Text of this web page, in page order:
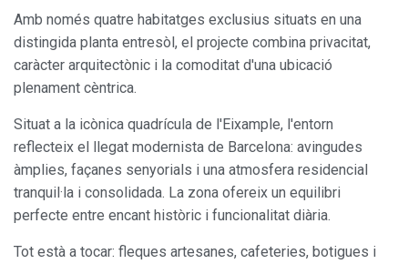
Amb només quatre habitatges exclusius situats en una
distingida planta entresòl, el projecte combina privacitat,
caràcter arquitectònic i la comoditat d'una ubicació
plenament cèntrica.
Situat a la icònica quadrícula de l'Eixample, l'entorn
reflecteix el llegat modernista de Barcelona: avingudes
àmplies, façanes senyorials i una atmosfera residencial
tranquil·la i consolidada. La zona ofereix un equilibri
perfecte entre encant històric i funcionalitat diària.
Tot està a tocar: fleques artesanes, cafeteries, botigues i